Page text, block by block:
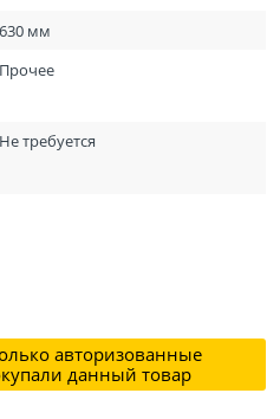
630 мм
Прочее
Не требуется
авторизованные
данный товар